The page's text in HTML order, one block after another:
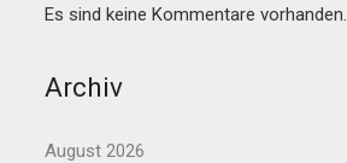
Es sind keine Kommentare vorhanden.
Archiv
August 2026